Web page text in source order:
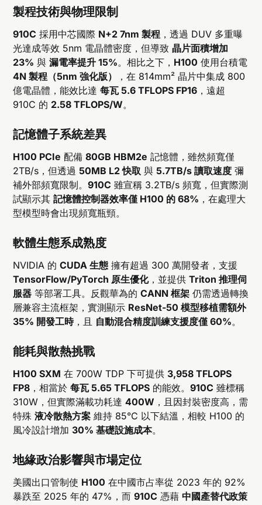
製程技術與物理限制
910C 採用中芯國際 N+2 7nm 製程 ，透過 DUV 多重曝
光達成等效 5nm 電晶體密度，但導致晶片面積增加
23% 與漏電率提升 15%。相比之下， H100 使用台積電
4N 製程（5nm 強化版）
，在 814mm² 晶片中集成 800
億電晶體，能效比達每瓦 5.6 TFLOPS FP16 ，遠超
910C 的 2.58 TFLOPS/W。
記憶體子系統差異
H100 PCIe 配備80GB HBM2e 記憶體，雖然頻寬僅
2TB/s，但透過50MB L2 快取 與5.7TB/s 讀取速度 彌
補外部頻寬限制。910C 雖宣稱 3.2TB/s 頻寬，但實際測
試顯示其記憶體控制器效率僅 H100 的 68% ，在處理大
型模型時會出現頻寬瓶頸。
軟體生態系成熟度
NVIDIA 的CUDA 生態 擁有超過 300 萬開發者，支援
TensorFlow/PyTorch 原生優化，並提供Triton 推理伺
服器 等部署工具。反觀華為的CANN 框架 仍需透過轉換
層兼容主流框架，實測顯示 ResNet-50 模型移植需額外
35% 開發工時，且 自動混合精度訓練支援度僅 60%。
能耗與散熱挑戰
H100 SXM 在 700W TDP 下可提供3,958 TFLOPS
FP8 ，相當於每瓦 5.65 TFLOPS 的能效。910C 雖標稱
310W，但實際滿載功耗達400W ，且因封裝密度高，需
特殊液冷散熱方案 維持 85°C 以下結溫，相較 H100 的
風冷設計增加30% 基礎設施成本。
地緣政治影響與市場定位
美國出口管制使 H100 在中國市占率從 2023 年的 92%
暴跌至 2025 年的 47%，而910C 憑藉中國產替代政策